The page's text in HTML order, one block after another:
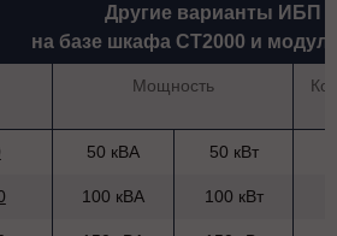
Другие варианты ИБП
на базе шкафа СТ2000 и
Мощность
50 кВА 50 кВт
100 кВА 100 кВт